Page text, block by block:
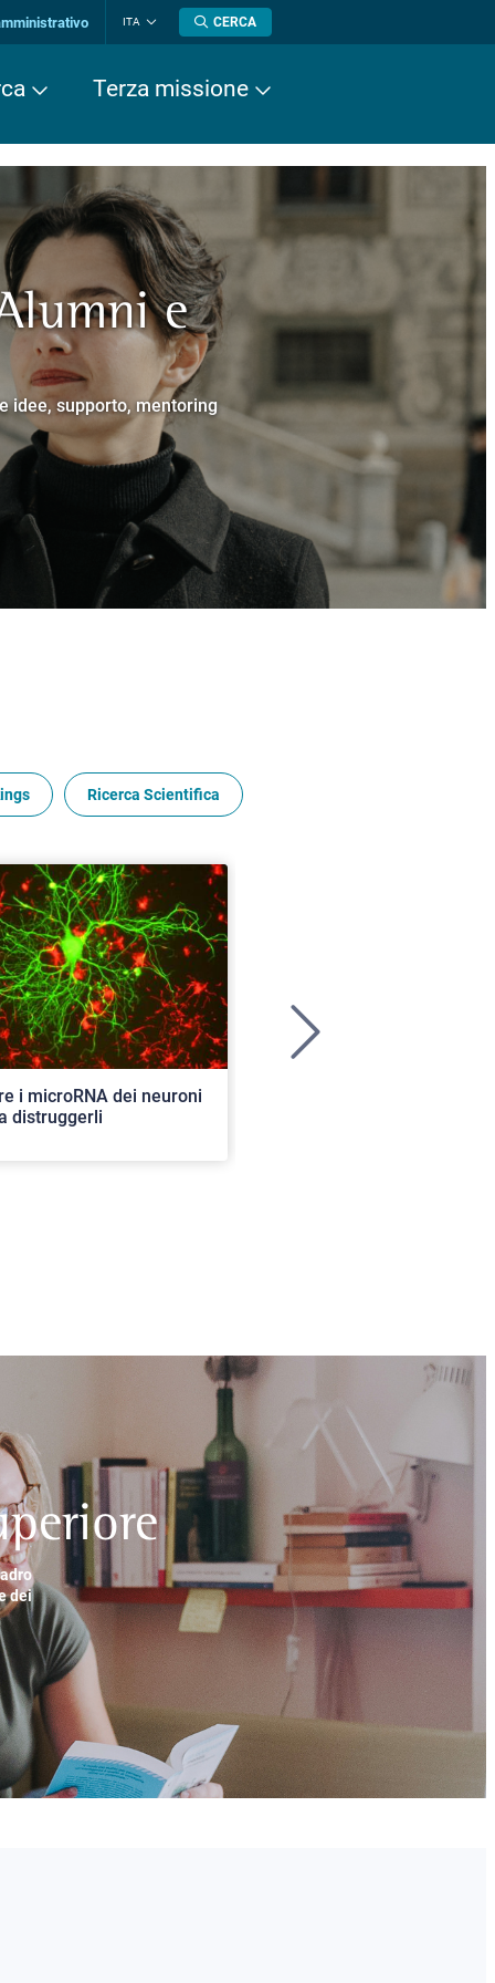
ITA
lingua
CERCA
Terza missione
Superiore.
e
idee, supporto, mentoring
Cavalieri.
Ricerca Scientifica
i microRNA dei neuroni
distruggerli
dei